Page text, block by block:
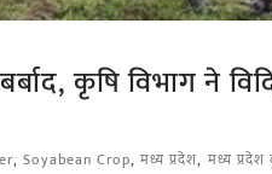
कृषि विभाग ने
,Soyabean Crop, मध्य प्रदेश, मध्य प्रदेश